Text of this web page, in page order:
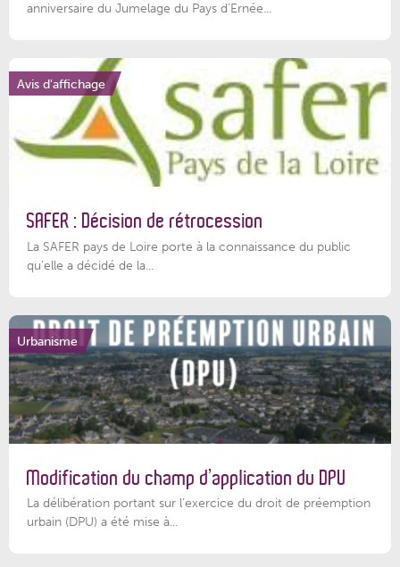
anniversaire du Jumelage du Pays d'Ernée...
Avis d'affichage
SAFER : Décision de rétrocession
La SAFER pays de Loire porte à la connaissance du public
qu’elle a décidé de la...
Urbanisme
Modification du champ d’application du DPU
La délibération portant sur l’exercice du droit de préemption
urbain (DPU) a été mise à...